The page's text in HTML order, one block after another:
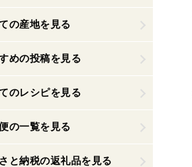
の産地を見る
めの投稿を見る
のレシピを見る
の一覧を見る
と納税の返礼品を見る